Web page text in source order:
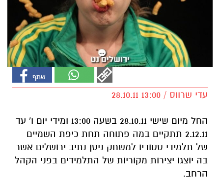
עדי שרווס / 13:00 28.10.11
החל מיום שישי 28.10.11 בשעה 13:00 ומידי יום ו' עד
2.12.11 תתקיים במה פתוחה תחת כיפת השמיים
של תלמידי סטודיו למשחק ניסן נתיב ירושלים אשר
בה יוצגו יצירות מקוריות של התלמידים בפני הקהל
הרחב.